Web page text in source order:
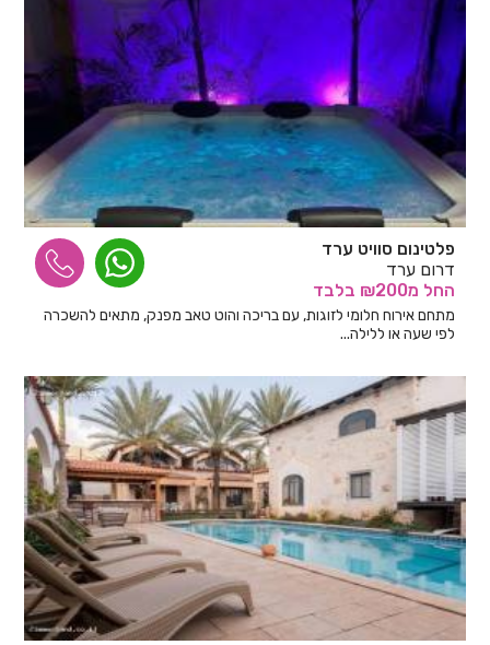
פלטינום סוויט ערד
דרום ערד
החל מ₪200 בלבד
מתחם אירוח חלומי לזוגות, עם בריכה והוט טאב מפנק, מתאים להשכרה
לפי שעה או ללילה...